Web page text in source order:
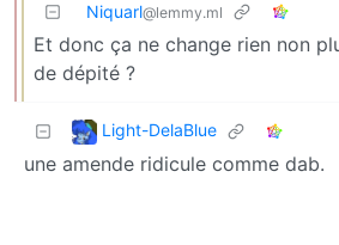
Niquarl@lemmy.ml
Et donc ça ne change rien non
de dépité ?
Light-DelaBlue
une amende ridicule comme dab.